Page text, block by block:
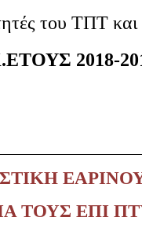
του ΤΠΤ
2018-
ΤΟΥΣ ΕΠΙ